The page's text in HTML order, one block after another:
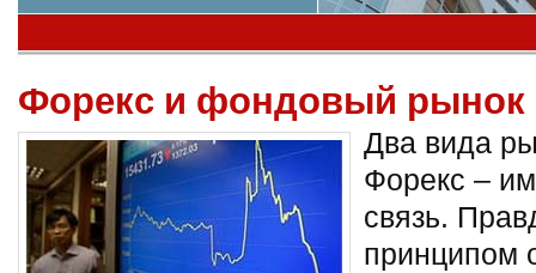
Форекс и фондовый рынок
Два вида
Форекс –
связь.
принципом